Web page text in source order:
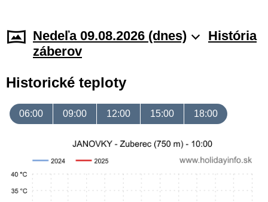
Nedeľa 09.08.2026 (dnes)
História
záberov
Historické teploty
06:00 09:00 12:00 15:00 18:00